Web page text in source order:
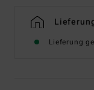
Lieferung